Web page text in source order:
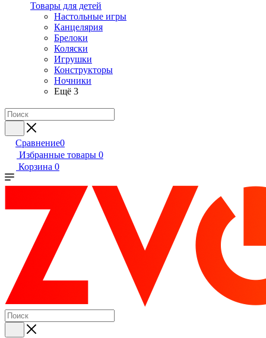
Товары для детей
Настольные игры
Канцелярия
Брелоки
Коляски
Игрушки
Конструкторы
Ночники
Ещё 3
Сравнение0
Избранные товары 0
Корзина 0